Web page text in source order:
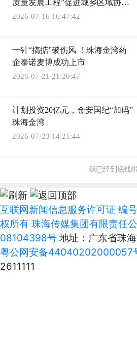
质量发展工程”促进城乡区域协调
发展推进会召开
2026-07-16 16:47:42
一针“搞掂”破伤风 ！珠海金湾药
企泰诺麦博成功上市
2026-07-21 21:20:47
计划投资20亿元，金安国纪“加码”
珠海金湾
2026-07-23 14:21:44
-我已经到底线
互联网新闻信息服务许可证 编
权所有 珠海传媒集团有限责任
08104398号 地址：广东省珠
粤公网安备44040202000057
2611111